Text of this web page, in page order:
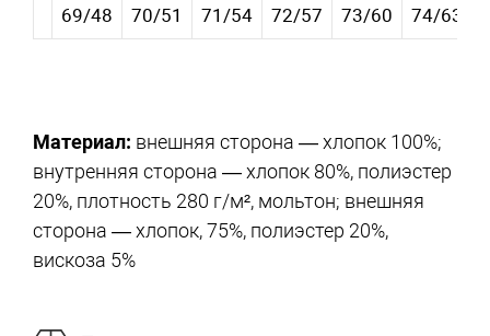
69/48 70/51 71/54 72/57 73/60 74/63
Материал: внешняя сторона — хлопок 100%;
внутренняя сторона — хлопок 80%, полиэстер
20%, плотность 280 г/м², мольтон; внешняя
сторона — хлопок, 75%, полиэстер 20%,
вискоза 5%